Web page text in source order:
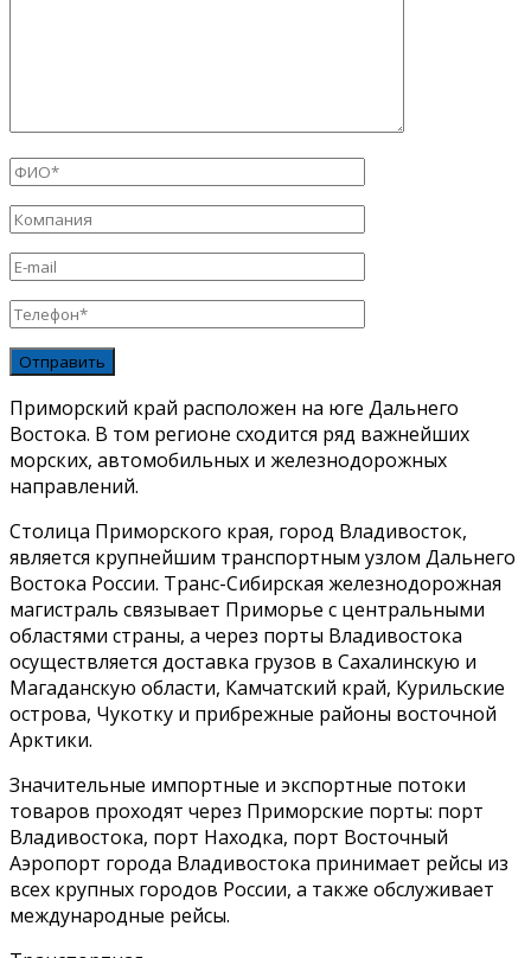
Приморский край расположен на юге Дальнего
Востока. В том регионе сходится ряд важнейших
морских, автомобильных и железнодорожных
направлений.
Столица Приморского края, город Владивосток,
является крупнейшим транспортным узлом Дальнего
Востока России. Транс-Сибирская железнодорожная
магистраль связывает Приморье с центральными
областями страны, а через порты Владивостока
осуществляется доставка грузов в Сахалинскую и
Магаданскую области, Камчатский край, Курильские
острова, Чукотку и прибрежные районы восточной
Арктики.
Значительные импортные и экспортные потоки
товаров проходят через Приморские порты: порт
Владивостока, порт Находка, порт Восточный
Аэропорт города Владивостока принимает рейсы из
всех крупных городов России, а также обслуживает
международные рейсы.